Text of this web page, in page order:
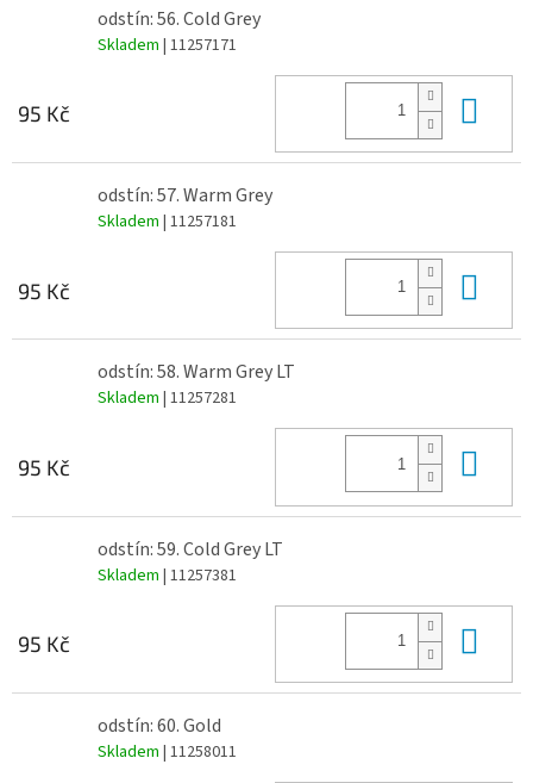
odstín: 56. Cold Grey
Skladem | 11257171
95 Kč
odstín: 57. Warm Grey
Skladem | 11257181
95 Kč
odstín: 58. Warm Grey LT
Skladem | 11257281
95 Kč
odstín: 59. Cold Grey LT
Skladem | 11257381
95 Kč
odstín: 60. Gold
Skladem | 11258011